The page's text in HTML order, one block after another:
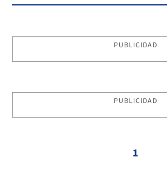
PUBLICIDAD
PUBLICIDAD
1